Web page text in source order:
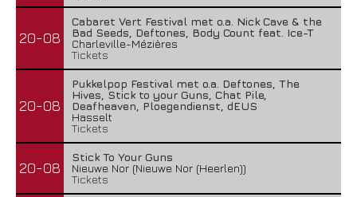
20-08
Cabaret Vert Festival met o.a. Nick Cave & the
Bad Seeds, Deftones, Body Count feat. Ice-T
Charleville-Mézières
Tickets
20-08
Pukkelpop Festival met o.a. Deftones, The
Hives, Stick to your Guns, Chat Pile,
Deafheaven, Ploegendienst, dEUS
Hasselt
Tickets
20-08
Stick To Your Guns
Nieuwe Nor (Nieuwe Nor (Heerlen))
Tickets